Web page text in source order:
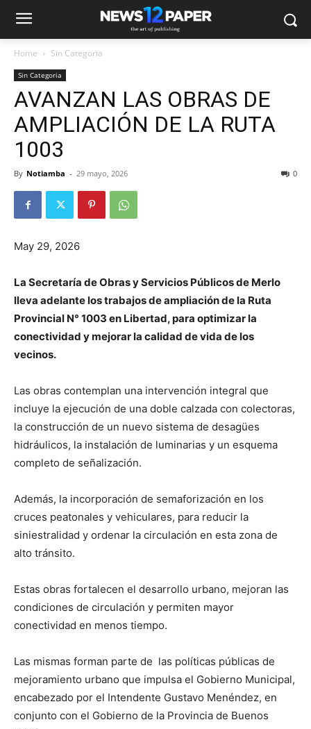
Home Sin Categoria
Sin Categoria
AVANZAN LAS OBRAS DE
AMPLIACIÓN DE LA RUTA
1003
By Notiamba - 29 mayo, 2026 0
May 29, 2026
La Secretaría de Obras y Servicios Públicos de Merlo
lleva adelante los trabajos de ampliación de la Ruta
Provincial N° 1003 en Libertad, para optimizar la
conectividad y mejorar la calidad de vida de los
vecinos.
Las obras contemplan una intervención integral que
incluye la ejecución de una doble calzada con colectoras,
la construcción de un nuevo sistema de desagües
hidráulicos, la instalación de luminarias y un esquema
completo de señalización.
Además, la incorporación de semaforización en los
cruces peatonales y vehiculares, para reducir la
siniestralidad y ordenar la circulación en esta zona de
alto tránsito.
Estas obras fortalecen el desarrollo urbano, mejoran las
condiciones de circulación y permiten mayor
conectividad en menos tiempo.
Las mismas forman parte de las políticas públicas de
mejoramiento urbano que impulsa el Gobierno Municipal,
encabezado por el Intendente Gustavo Menéndez, en
conjunto con el Gobierno de la Provincia de Buenos